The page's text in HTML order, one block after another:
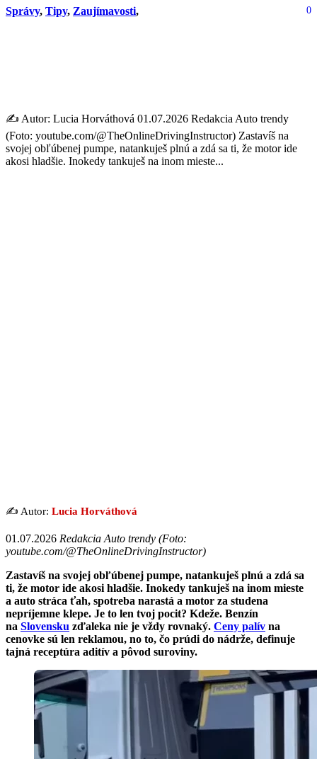
Správy, Tipy, Zaujímavosti, 0
✍️ Autor: Lucia Horváthová 01.07.2026 Redakcia Auto trendy
(Foto: youtube.com/@TheOnlineDrivingInstructor) Zastavíš na
svojej obľúbenej pumpe, natankuješ plnú a zdá sa ti, že motor ide
akosi hladšie. Inokedy tankuješ na inom mieste...
✍️ Autor: Lucia Horváthová
01.07.2026 Redakcia Auto trendy (Foto:
youtube.com/@TheOnlineDrivingInstructor)
Zastavíš na svojej obľúbenej pumpe, natankuješ plnú a zdá sa
ti, že motor ide akosi hladšie. Inokedy tankuješ na inom mieste
a auto stráca ťah, spotreba narastá a motor za studena
nepríjemne klepe. Je to len tvoj pocit? Kdeže. Benzín
na Slovensku zďaleka nie je vždy rovnaký. Ceny palív na
cenovke sú len reklamou, no to, čo prúdi do nádrže, definuje
tajná receptúra aditív a pôvod suroviny.